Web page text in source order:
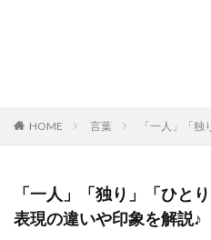
HOME 言葉 「一人」「
「一人」「独り」「ひと
表現の違いや印象を解説♪